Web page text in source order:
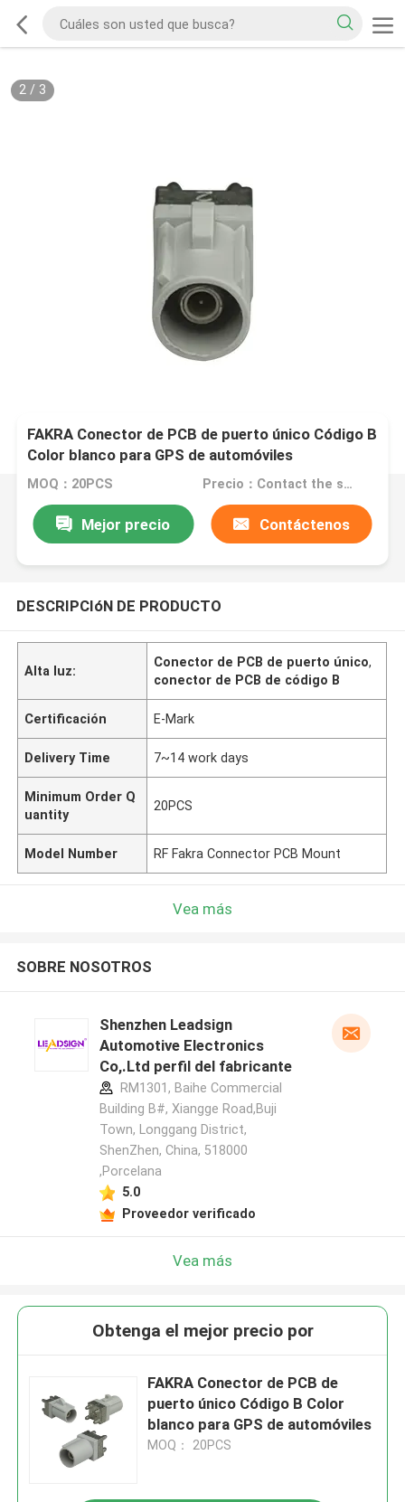
2/ 3
FAKRA Conector de PCB de puerto único Código B
Color blanco para GPS de automóviles
MOQ：20PCS Precio：Contact the seller
Mejor precio Contáctenos
DESCRIPCIóN DE PRODUCTO
Alta luz:
Conector de PCB de puerto único,
conector de PCB de código B
Certificación E-Mark
Delivery Time 7~14 work days
Minimum Order Q
uantity
20PCS
Model Number RF Fakra Connector PCB Mount
Vea más
SOBRE NOSOTROS
Shenzhen Leadsign
Automotive Electronics
Co,.Ltd perfil del fabricante
RM1301, Baihe Commercial
Building B#, Xiangge Road,Buji
Town, Longgang District,
ShenZhen, China, 518000
,Porcelana
5.0
Proveedor verificado
Vea más
Obtenga el mejor precio por
FAKRA Conector de PCB de
puerto único Código B Color
blanco para GPS de automóviles
MOQ： 20PCS